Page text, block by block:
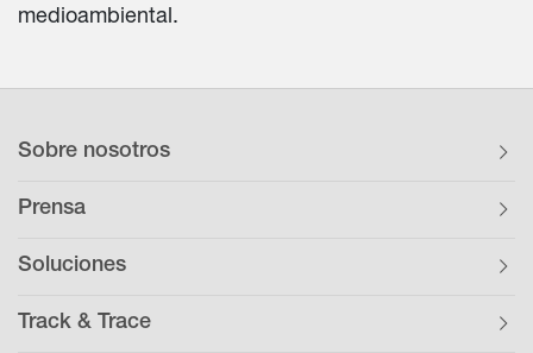
medioambiental.
Sobre nosotros
Prensa
Soluciones
Track & Trace